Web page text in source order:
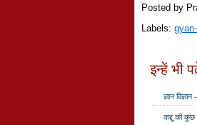
Posted by
Labels:
इन्हें भी
ज्ञान विज्ञान
कद्दू की कुछ